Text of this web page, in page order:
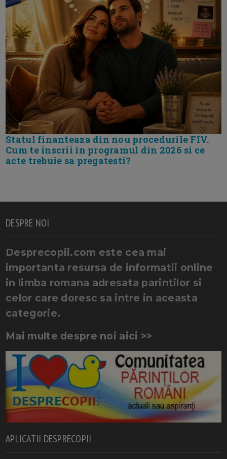
Statul finanteaza din nou procedurile FIV.
Cum te inscrii in programul din 2026 si ce
acte trebuie sa pregatesti?
DESPRE NOI
Desprecopii.com este cea mai
importanta resursa de informatii online
in limba romana adresata parintilor si
celor care doresc sa intre in aceasta
categorie.
Mai multe despre noi aici >>
APLICATII DESPRECOPII